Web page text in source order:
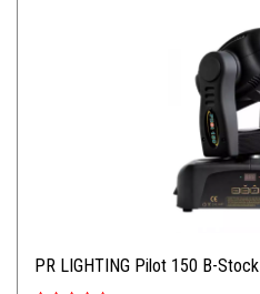
PR LIGHTING Pilot 150 B-Stock